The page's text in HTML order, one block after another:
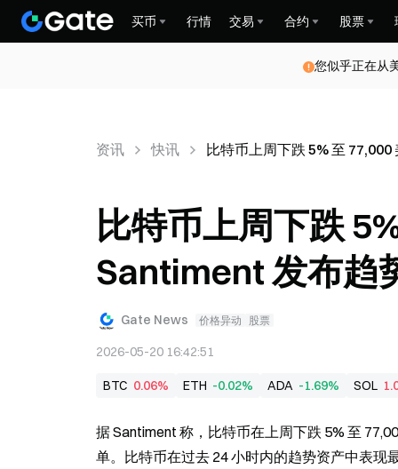
买币 行情 交易 合约 股票
您似乎正在从
资讯 快讯 比特币上周下跌 5% 至
比特币上周下跌
Santiment 发布趋
Gate News 价格异动 股票
2026-05-20 16:42:51
BTC 0.06% ETH -0.02% ADA -1.69% SOL
据 Santiment 称，比特币在上周下跌 5% 至
单。比特币在过去 24 小时内的趋势资产中表